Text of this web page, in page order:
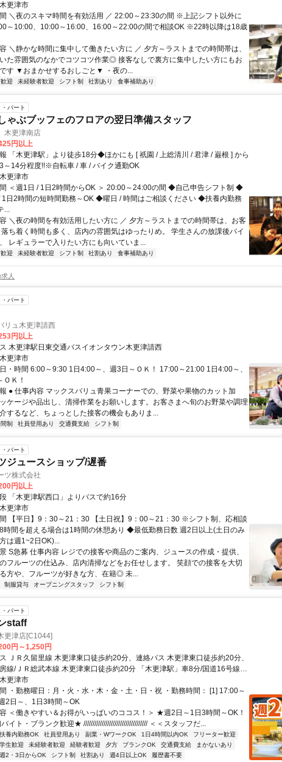
更津市
＼夜のスキマ時間を有効活用 ／ 22:00～23:30の間 ※上記シフト以外に
～10:00、10:00～16:00、16:00～22:00の間で相談OK ※22時以降は18歳
＼静かな時間に集中して働きたい方に ／ 夕方～ラストまでの時間帯は、
た雰囲気のなかでコツコツ作業◎ 接客なしで裏方に集中したい方にもお
す ▼おまかせするおしごと▼ ・夜の...
迎 未経験者歓迎 シフト制 社割あり 食事補助あり
パート
ゃぶブッフェのフロアの翌日準備スタッフ
木更津南店
円以上
「木更津駅」より徒歩18分◆ほかにも [ 祇園 / 上総清川 / 君津 / 巌根 ] から
～14分程度!!※自転車 / 車 / バイク通勤OK
更津市
＜週1日 / 1日2時間からOK ＞ 20:00～24:00の間 ◆自己申告シフト制 ◆
1日2時間の短時間勤務～OK ◆曜日 / 時間はご相談ください ◆扶養内勤務
...
＼夜の時間を有効活用したい方に ／ 夕方～ラストまでの時間帯は、お客
落ち着く時間も多く、店内の雰囲気はゆったりめ。 学生さんの放課後バイ
レギュラーで入りたい方にも向いていま...
迎 未経験者歓迎 シフト制 社割あり 食事補助あり
人
パート
リュ木更津請西
円以上
木更津駅日東交通バスイオンタウン木更津請西
更津市
・時間 6:00～9:30 1日4:00～、週3日～ＯＫ！ 17:00～21:00 1日4:00～、
ＯＫ！
● 仕事内容 マックスバリュ青果コーナーでの、野菜や果物のカット加
ケージや品出し、清掃作業をお願いします。お客さまへ旬のお野菜や調理
するなど、ちょっとした接客の機会もありま...
制 社員登用あり 交通費支給 シフト制
パート
ジュースショップ/遅番
ツ株式会社
円以上
「木更津駅西口」よりバスで約16分
更津市
【平日】9：30～21：30 【土日祝】9：00～21：30 ※シフト制、応相談
間を超える場合は1時間の休憩あり ◆最低勤務日数 週2日以上(土日のみ
は週1~2日OK)...
S急募 仕事内容 レジでの接客や商品のご案内、ジュースの作成・提供、
フルーツの仕込み、店内清掃などをお任せします。 笑顔での接客を大切
方や、フルーツが好きな方、在籍◎ 未...
制服貸与 オープニングスタッフ シフト制
パート
staff
津店[C1044]
円～1,250円
ＪＲ久留里線 木更津東口徒歩約20分、連絡バス 木更津東口徒歩約20分、
線/ＪＲ総武本線 木更津東口徒歩約20分 「木更津駅」車8分/国道16号線沿
更津市
・勤務曜日：月・火・水・木・金・土・日・祝 ・勤務時間： [1] 17:00～
2日～、1日3時間～OK
＜働きやすい＆お得がいっぱいのココス！＞ ★週2日～1日3時間～OK！
イト・ブランク歓迎★ /////////////////////////////////// ＜＜スタッフだ...
扶養内勤務OK 社員登用あり 副業・WワークOK 1日4時間以内OK
フリーター歓迎
学生歓迎 未経験者歓迎 経験者歓迎 夕方 ブランクOK 交通費支給
まかないあり
週2・3日からOK シフト制 社割あり 週4日以上OK 履歴書不要